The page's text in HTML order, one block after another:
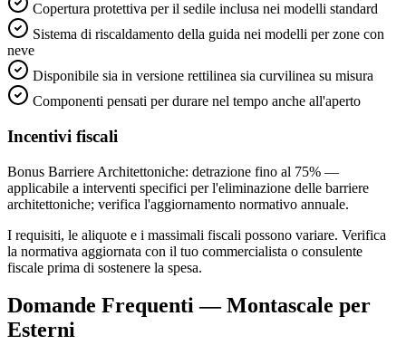
Copertura protettiva per il sedile inclusa nei modelli standard
Sistema di riscaldamento della guida nei modelli per zone con
neve
Disponibile sia in versione rettilinea sia curvilinea su misura
Componenti pensati per durare nel tempo anche all'aperto
Incentivi fiscali
Bonus Barriere Architettoniche: detrazione fino al 75% —
applicabile a interventi specifici per l'eliminazione delle barriere
architettoniche; verifica l'aggiornamento normativo annuale.
I requisiti, le aliquote e i massimali fiscali possono variare. Verifica
la normativa aggiornata con il tuo commercialista o consulente
fiscale prima di sostenere la spesa.
Domande Frequenti — Montascale per
Esterni